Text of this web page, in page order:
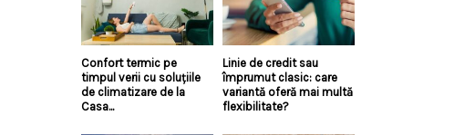
Confort termic pe
timpul verii cu soluțiile
de climatizare de la
Casa...
Linie de credit sau
împrumut clasic: care
variantă oferă mai multă
flexibilitate?